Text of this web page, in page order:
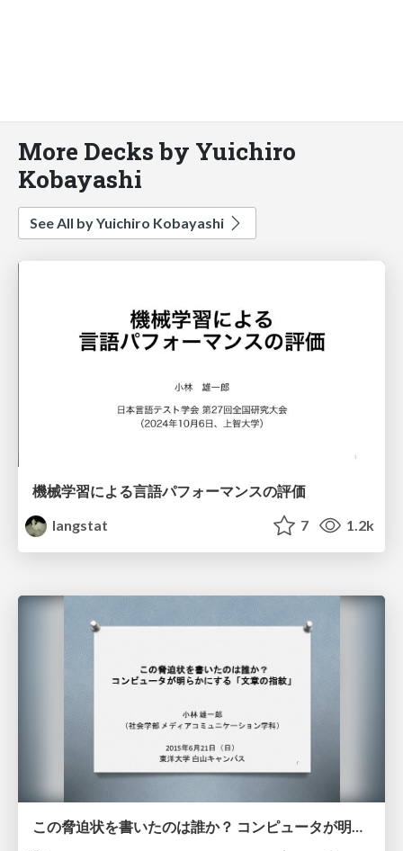
More Decks by Yuichiro
Kobayashi
See All by Yuichiro Kobayashi
機械学習による言語パフォーマンスの評価
langstat
7 1.2k